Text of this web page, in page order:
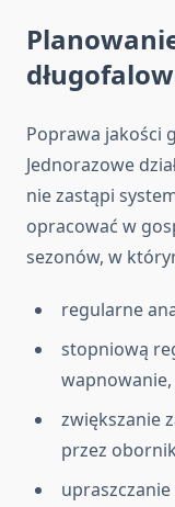
Poprawa jakości
Jednorazowe
nie zastąpi
opracować w
sezonów, w
regularne
stopniową
wapnowanie,
zwiększanie
przez